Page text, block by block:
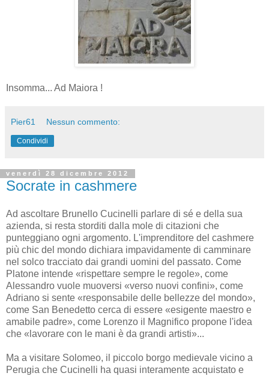
Insomma... Ad Maiora !
Pier61 Nessun commento:
Condividi
venerdì 28 dicembre 2012
Socrate in cashmere
Ad ascoltare Brunello Cucinelli parlare di sé e della sua
azienda, si resta storditi dalla mole di citazioni che
punteggiano ogni argomento. L'imprenditore del cashmere
più chic del mondo dichiara impavidamente di camminare
nel solco tracciato dai grandi uomini del passato. Come
Platone intende «rispettare sempre le regole», come
Alessandro vuole muoversi «verso nuovi confini», come
Adriano si sente «responsabile delle bellezze del mondo»,
come San Benedetto cerca di essere «esigente maestro e
amabile padre», come Lorenzo il Magnifico propone l'idea
che «lavorare con le mani è da grandi artisti»...
Ma a visitare Solomeo, il piccolo borgo medievale vicino a
Perugia che Cucinelli ha quasi interamente acquistato e